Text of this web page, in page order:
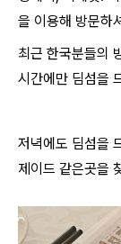
을 이용해 방문하
최근 한국분들의
시간에만 딤섬을
저녁에도 딤섬을
제이드 같은곳을